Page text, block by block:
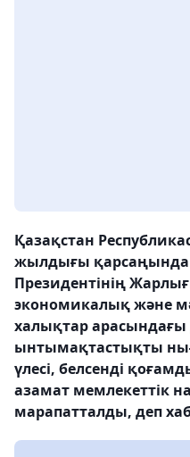
Қазақстан
жылдығы қарсаңында
Президентінің
экономикалық және
халықтар арасындағы
ынтымақтастықты
үлесі, белсенді
азамат мемлекеттік
марапатталды, деп